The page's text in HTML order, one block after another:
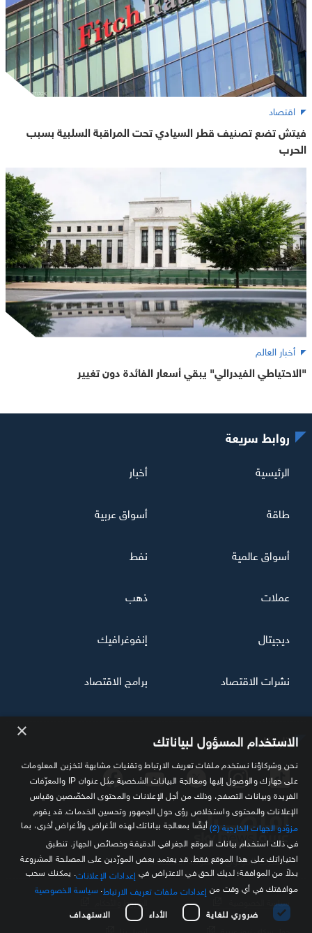
اقتصاد
فيتش تضع تصنيف قطر السيادي تحت المراقبة السلبية بسبب
الحرب
أخبار العالم
"الاحتياطي الفيدرالي" يبقي أسعار الفائدة دون تغيير
تابعنا
مصدرك الموثوق للمعلومة الاقتصادية
روابط سريعة
الرئيسية أخبار
طاقة أسواق عربية
أسواق عالمية نفط
عملات ذهب
ديجيتال إنفوغرافيك
نشرات الاقتصاد برامج الاقتصاد
سياسة الخصوصية الشروط والأحكام
× الاستخدام المسؤول لبياناتك
نحن وشركاؤنا نستخدم ملفات تعريف الارتباط وتقنيات مشابهة لتخزين المعلومات
على جهازك والوصول إليها ومعالجة البيانات الشخصية مثل عنوان IP والمعرّفات
الفريدة وبيانات التصفح، وذلك من أجل الإعلانات والمحتوى المخصّصين وقياس
الإعلانات والمحتوى واستخلاص رؤى حول الجمهور وتحسين الخدمات. قد يقوم
مزوّدو الجهات الخارجية (2)
أيضًا بمعالجة بياناتك لهذه الأغراض ولأغراض أخرى، بما
في ذلك استخدام بيانات الموقع الجغرافي الدقيقة وخصائص الجهاز. تنطبق
اختياراتك على هذا الموقع فقط. قد يعتمد بعض المورّدين على المصلحة المشروعة
بدلاً من الموافقة؛ لديك الحق في الاعتراض في إعدادات الإعلانات . يمكنك سحب
موافقتك في أي وقت من إعدادات ملفات تعريف الارتباط سياسة الخصوصية
ضروري للغاية
الأداء الاستهداف